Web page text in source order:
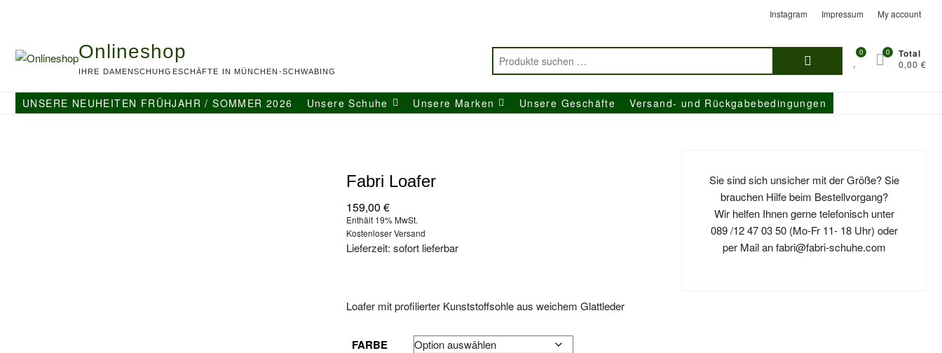
Instagram Impressum My account
Onlineshop
IHRE DAMENSCHUHGESCHÄFTE IN MÜNCHEN-SCHWABING
Suchen
0 Total
0,00 €
0
UNSERE NEUHEITEN FRÜHJAHR / SOMMER 2026 Unsere Schuhe Unsere Marken Unsere Geschäfte Versand- und Rückgabebedingungen
Fabri Loafer
159,00 €
Enthält 19% MwSt.
Kostenloser Versand
Lieferzeit: sofort lieferbar
Loafer mit profilierter Kunststoffsohle aus weichem Glattleder
FARBE
Sie sind sich unsicher mit der Größe? Sie
brauchen Hilfe beim Bestellvorgang?
Wir helfen Ihnen gerne telefonisch unter
089 /12 47 03 50 (Mo-Fr 11- 18 Uhr) oder
per Mail an fabri@fabri-schuhe.com